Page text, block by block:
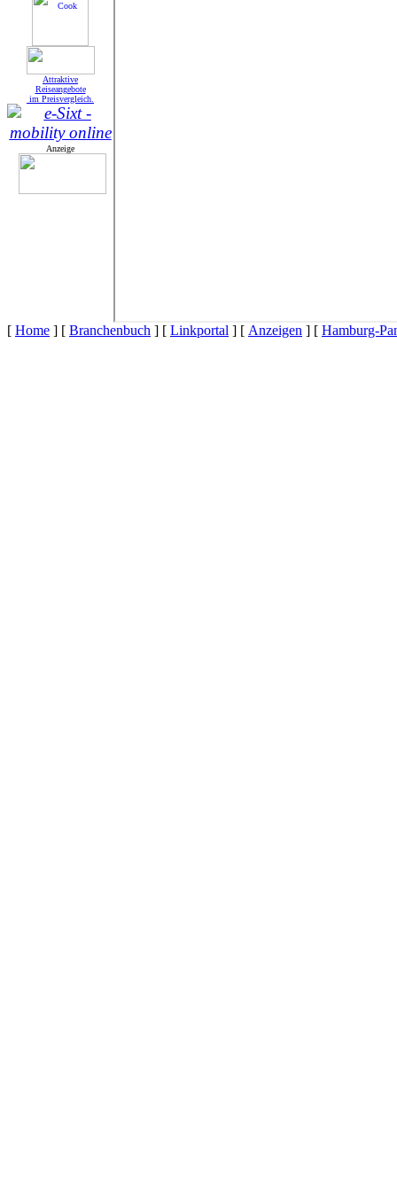
Attraktive
Reiseangebote
im Preisvergleich.
Anzeige
[ Home ] [ Branchenbuch ] [ Linkportal ] [ Anzeigen ] [ Hamburg-